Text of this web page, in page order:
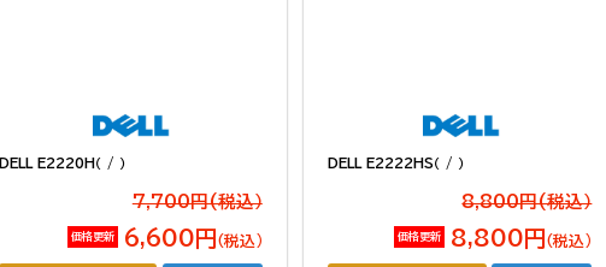
DELL E2220H（ / ）
7,700円(税込）
価格更新 6,600円 （税込）
DELL E2222HS（ / ）
8,800円(税込）
価格更新 8,800円 （税込）